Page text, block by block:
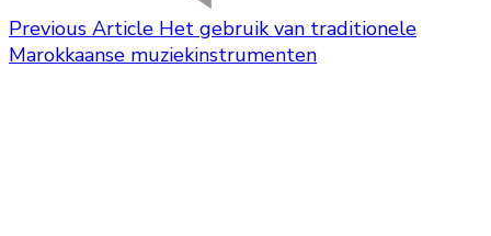
Previous Article Het gebruik van traditionele
Marokkaanse muziekinstrumenten